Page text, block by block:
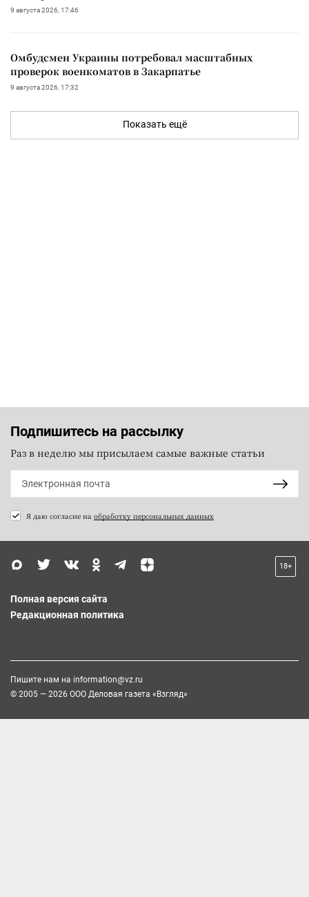
9 августа 2026, 17:46
Омбудсмен Украины потребовал масштабных
проверок военкоматов в Закарпатье
9 августа 2026, 17:32
Показать ещё
Подпишитесь на рассылку
Раз в неделю мы присылаем самые важные статьи
Я даю согласие на обработку персональных данных
18+
Полная версия сайта
Редакционная политика
Пишите нам на information@vz.ru
© 2005 — 2026 ООО Деловая газета «Взгляд»